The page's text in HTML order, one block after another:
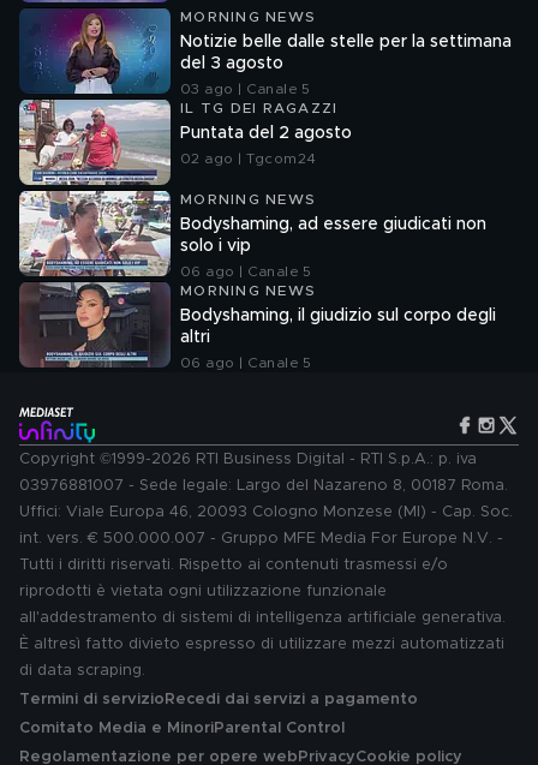
MORNING NEWS
Notizie belle dalle stelle per la settimana
del 3 agosto
03 ago | Canale 5
IL TG DEI RAGAZZI
Puntata del 2 agosto
02 ago | Tgcom24
MORNING NEWS
Bodyshaming, ad essere giudicati non
solo i vip
06 ago | Canale 5
MORNING NEWS
Bodyshaming, il giudizio sul corpo degli
altri
06 ago | Canale 5
Copyright ©1999-2026 RTI Business Digital - RTI S.p.A.: p. iva
03976881007 - Sede legale: Largo del Nazareno 8, 00187 Roma.
Uffici: Viale Europa 46, 20093 Cologno Monzese (MI) - Cap. Soc.
int. vers. € 500.000.007 - Gruppo MFE Media For Europe N.V. -
Tutti i diritti riservati. Rispetto ai contenuti trasmessi e/o
riprodotti è vietata ogni utilizzazione funzionale
all'addestramento di sistemi di intelligenza artificiale generativa.
È altresì fatto divieto espresso di utilizzare mezzi automatizzati
di data scraping.
Termini di servizio Recedi dai servizi a pagamento
Comitato Media e MinoriParental Control
Regolamentazione per opere web PrivacyCookie policy